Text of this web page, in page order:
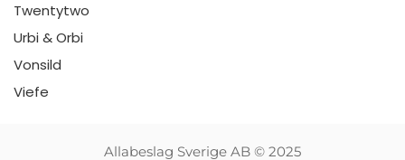
Twentytwo
Urbi & Orbi
Vonsild
Viefe
Allabeslag Sverige AB © 2025